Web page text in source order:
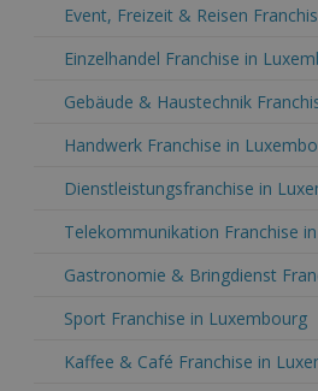
Event, Freizeit & Reisen
Einzelhandel Franchise in
Gebäude & Haustechnik
Handwerk Franchise in
Dienstleistungsfranchise in
Telekommunikation Franchise
Gastronomie & Bringdienst
Sport Franchise in Luxembourg
Kaffee & Café Franchise in